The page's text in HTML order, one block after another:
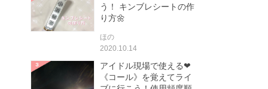
う！ キンブレシートの作
り方🌼
ほの
2020.10.14
アイドル現場で使える❤
《コール》を覚えてライ